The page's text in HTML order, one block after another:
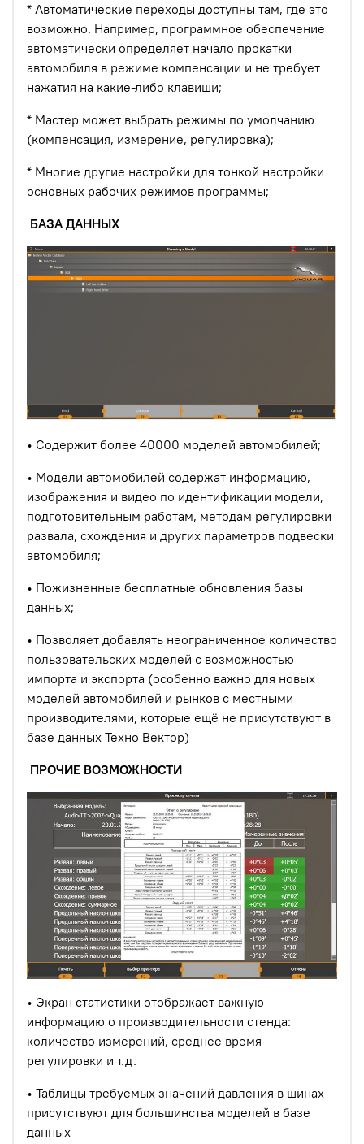
* Автоматические переходы доступны там, где это
возможно. Например, программное обеспечение
автоматически определяет начало прокатки
автомобиля в режиме компенсации и не требует
нажатия на какие-либо клавиши;
* Мастер может выбрать режимы по умолчанию
(компенсация, измерение, регулировка);
* Многие другие настройки для тонкой настройки
основных рабочих режимов программы;
БАЗА ДАННЫХ
• Содержит более 40000 моделей автомобилей;
• Модели автомобилей содержат информацию,
изображения и видео по идентификации модели,
подготовительным работам, методам регулировки
развала, схождения и других параметров подвески
автомобиля;
• Пожизненные бесплатные обновления базы
данных;
• Позволяет добавлять неограниченное количество
пользовательских моделей с возможностью
импорта и экспорта (особенно важно для новых
моделей автомобилей и рынков с местными
производителями, которые ещё не присутствуют в
базе данных Техно Вектор)
ПРОЧИЕ ВОЗМОЖНОСТИ
• Экран статистики отображает важную
информацию о производительности стенда:
количество измерений, среднее время
регулировки и т.д.
• Таблицы требуемых значений давления в шинах
присутствуют для большинства моделей в базе
данных